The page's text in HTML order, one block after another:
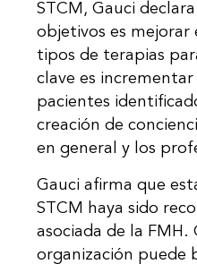
STCM, Gauci
objetivos es mejorar
tipos de terapias
clave es
pacientes
creación de
en general y los
Gauci afirma que
STCM haya sido
asociada de la FMH.
organización puede